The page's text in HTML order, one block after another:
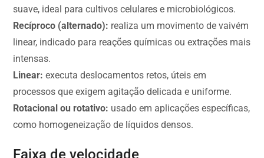
suave, ideal para cultivos celulares e microbiológicos.
Recíproco (alternado): realiza um movimento de vaivém
linear, indicado para reações químicas ou extrações mais
intensas.
Linear: executa deslocamentos retos, úteis em
processos que exigem agitação delicada e uniforme.
Rotacional ou rotativo: usado em aplicações específicas,
como homogeneização de líquidos densos.
Faixa de velocidade